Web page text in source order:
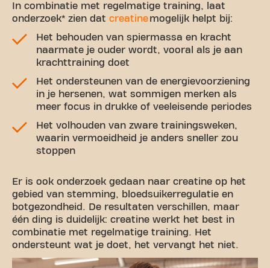
In combinatie met regelmatige training, laat
onderzoek* zien dat creatinemogelijk helpt bij:
Het behouden van spiermassa en kracht
naarmate je ouder wordt, vooral als je aan
krachttraining doet
Het ondersteunen van de energievoorziening
in je hersenen, wat sommigen merken als
meer focus in drukke of veeleisende periodes
Het volhouden van zware trainingsweken,
waarin vermoeidheid je anders sneller zou
stoppen
Er is ook onderzoek gedaan naar creatine op het
gebied van stemming, bloedsuikerregulatie en
botgezondheid. De resultaten verschillen, maar
één ding is duidelijk: creatine werkt het best in
combinatie met regelmatige training. Het
ondersteunt wat je doet, het vervangt het niet.